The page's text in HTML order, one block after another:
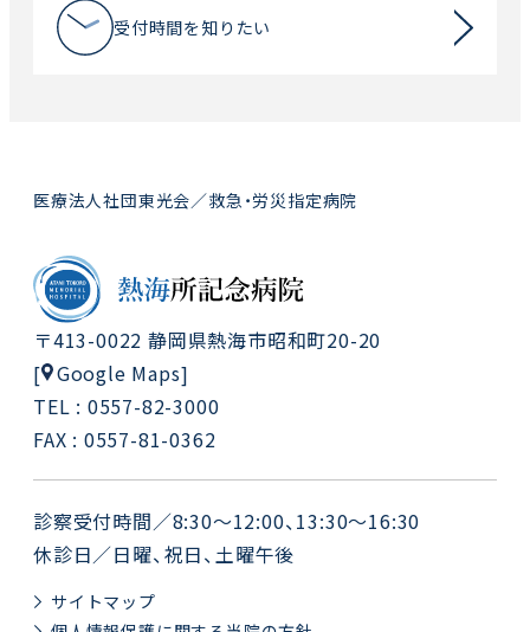
受付時間を知りたい
医療法人社団東光会／救急・労災指定病院
〒413-0022 静岡県熱海市昭和町20-20
[ Google Maps]
TEL : 0557-82-3000
FAX : 0557-81-0362
診察受付時間／8:30～12:00、13:30～16:30
休診日／日曜、祝日、土曜午後
サイトマップ